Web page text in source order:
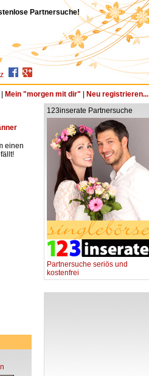
Partnersuche!
Mein "morgen mit dir" Neu registrieren...
einen
123inserate Partnersuche
Partnersuche seriös und
kostenfrei